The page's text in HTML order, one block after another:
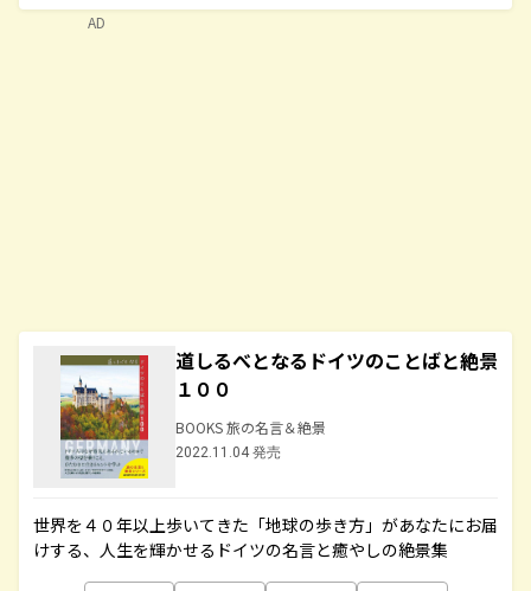
道しるべとなるドイツのことばと絶景
１００
BOOKS 旅の名言＆絶景
2022.11.04 発売
世界を４０年以上歩いてきた「地球の歩き方」があなたにお届
けする、人生を輝かせるドイツの名言と癒やしの絶景集
AD